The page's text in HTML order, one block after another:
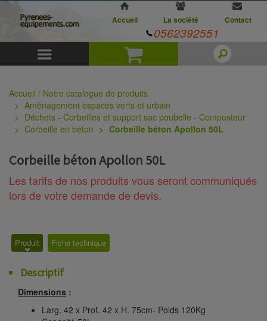
Panier
Accueil La société Contact
0562392551
Accueil / Notre catalogue de produits
Aménagement espaces verts et urbain
Déchets - Corbeilles et support sac poubelle - Composteur
Corbeille en béton
Corbeille béton Apollon 50L
Corbeille béton Apollon 50L
Les tarifs de nos produits vous seront communiqués
lors de votre demande de devis.
Produit Fiche technique
Descriptif
Dimensions :
Larg. 42 x Prof. 42 x H. 75cm- Poids 120Kg